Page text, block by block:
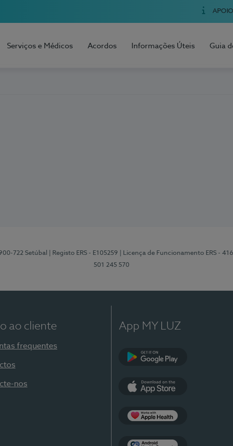
Serviços e Médicos Acordos Informações Úteis Guia
722 Setúbal | Registo ERS - E105259 | Licença de Funcionamento ERS -
501 245 570
ao cliente
frequentes
nos
App MY LUZ